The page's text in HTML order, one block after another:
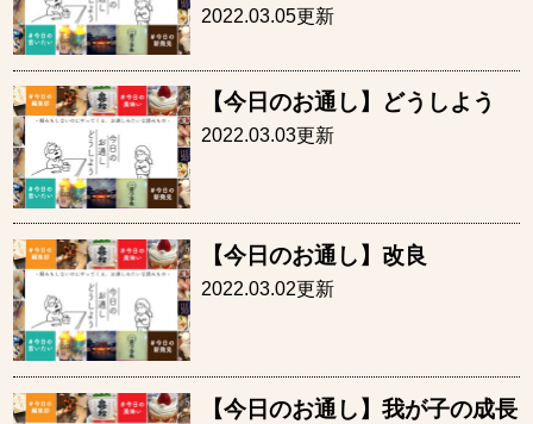
2022.03.05更新
【今日のお通し】どうしよう
2022.03.03更新
【今日のお通し】改良
2022.03.02更新
【今日のお通し】我が子の成長